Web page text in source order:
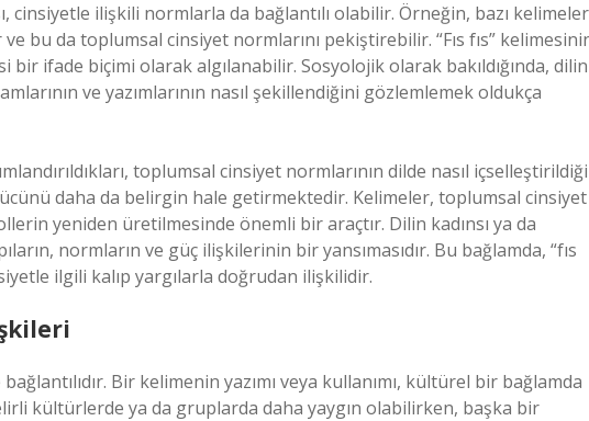
cinsiyetle ilişkili normlarla da bağlantılı olabilir. Örneğin, bazı kelimeler
bu da toplumsal cinsiyet normlarını pekiştirebilir. “Fıs fıs”
bir ifade biçimi olarak algılanabilir. Sosyolojik olarak bakıldığında, dilin
ve yazımlarının nasıl şekillendiğini gözlemlemek oldukça
toplumsal cinsiyet normlarının dilde nasıl içselleştirildiği
daha da belirgin hale getirmektedir. Kelimeler, toplumsal cinsiyet
yeniden üretilmesinde önemli bir araçtır. Dilin kadınsı ya da
normların ve güç ilişkilerinin bir yansımasıdır. Bu bağlamda, “fıs
ilgili kalıp yargılarla doğrudan ilişkilidir.
Bir kelimenin yazımı veya kullanımı, kültürel bir bağlamda
kültürlerde ya da gruplarda daha yaygın olabilirken, başka bir